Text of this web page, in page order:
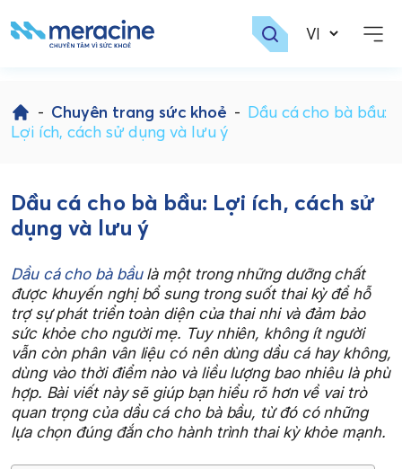
to
content
- Chuyên trang sức khoẻ - Dầu cá cho bà bầu:
Lợi ích, cách sử dụng và lưu ý
Dầu cá cho bà bầu: Lợi ích, cách sử
dụng và lưu ý
Dầu cá cho bà bầulà một trong những dưỡng chất
được khuyến nghị bổ sung trong suốt thai kỳ để hỗ
trợ sự phát triển toàn diện của thai nhi và đảm bảo
sức khỏe cho người mẹ. Tuy nhiên, không ít người
vẫn còn phân vân liệu có nên dùng dầu cá hay không,
dùng vào thời điểm nào và liều lượng bao nhiêu là phù
hợp. Bài viết này sẽ giúp bạn hiểu rõ hơn về vai trò
quan trọng của dầu cá cho bà bầu, từ đó có những
lựa chọn đúng đắn cho hành trình thai kỳ khỏe mạnh.